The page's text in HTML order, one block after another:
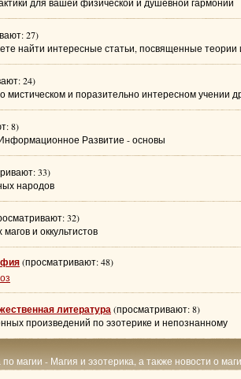
27)
найти интересные статьи, посвященные
24)
мистическом и поразительно интересном учении
8)
Развитие - основы
33)
народов
32)
и оккультистов
(просматривают: 48)
литература(просматривают: 8)
произведений по эзотерике и непознанному
магии - Магия и эзотерика, а также новости о